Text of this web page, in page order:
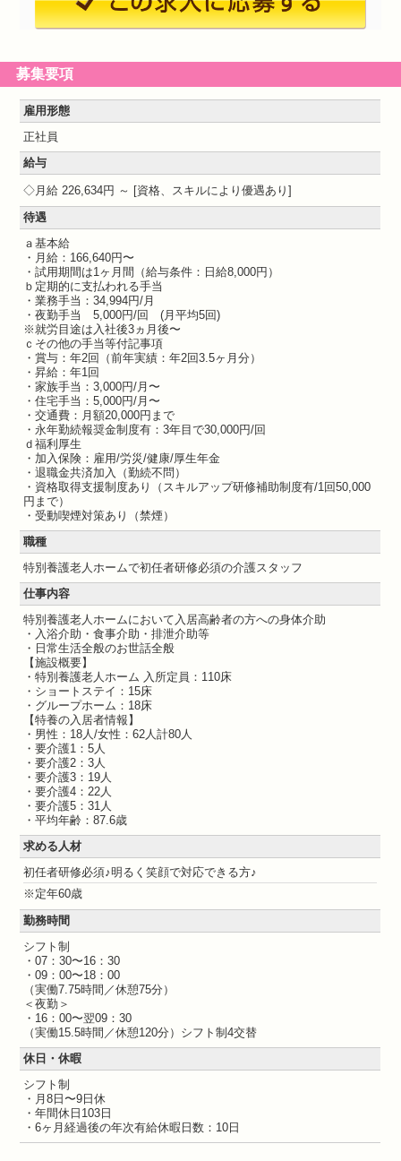
募集要項
雇用形態
正社員
給与
月給 226,634円 ～
資格、スキルにより優遇あり
待遇
ａ基本給
・月給：166,640円〜
・試用期間は1ヶ月間（給与条件：日給8,000円）
ｂ定期的に支払われる手当
・業務手当：34,994円/月
・夜勤手当 5,000円/回 (月平均5回)
※就労目途は入社後3ヵ月後〜
ｃその他の手当等付記事項
・賞与：年2回（前年実績：年2回3.5ヶ月分）
・昇給：年1回
・家族手当：3,000円/月〜
・住宅手当：5,000円/月〜
・交通費：月額20,000円まで
・永年勤続報奨金制度有：3年目で30,000円/回
ｄ福利厚生
・加入保険：雇用/労災/健康/厚生年金
・退職金共済加入（勤続不問）
・資格取得支援制度あり（スキルアップ研修補助制度有/1回50,000
円まで）
・受動喫煙対策あり（禁煙）
職種
特別養護老人ホームで初任者研修必須の介護スタッフ
仕事内容
特別養護老人ホームにおいて入居高齢者の方への身体介助
・入浴介助・食事介助・排泄介助等
・日常生活全般のお世話全般
【施設概要】
・特別養護老人ホーム 入所定員：110床
・ショートステイ：15床
・グループホーム：18床
【特養の入居者情報】
・男性：18人/女性：62人計80人
・要介護1：5人
・要介護2：3人
・要介護3：19人
・要介護4：22人
・要介護5：31人
・平均年齢：87.6歳
求める人材
初任者研修必須♪明るく笑顔で対応できる方♪
※定年60歳
勤務時間
シフト制
・07：30〜16：30
・09：00〜18：00
（実働7.75時間／休憩75分）
＜夜勤＞
・16：00〜翌09：30
（実働15.5時間／休憩120分）シフト制4交替
休日・休暇
シフト制
・月8日〜9日休
・年間休日103日
・6ヶ月経過後の年次有給休暇日数：10日